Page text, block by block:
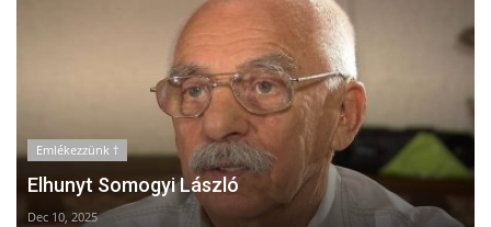
Emlékezzünk †
Elhunyt Somogyi László
Dec 10, 2025